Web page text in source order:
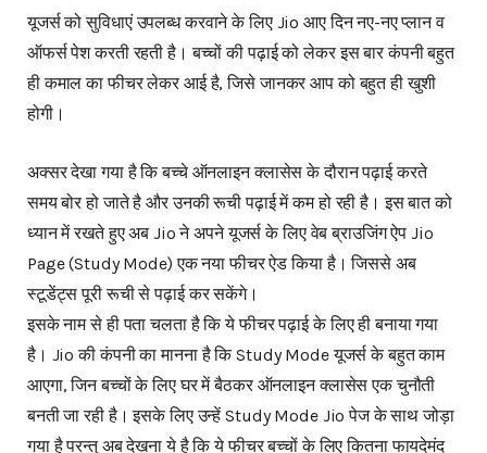
यूजर्स को सुविधाएं उपलब्ध करवाने के लिए Jio आए दिन नए-नए प्लान व
ऑफर्स पेश करती रहती है। बच्चों की पढ़ाई को लेकर इस बार कंपनी बहुत
ही कमाल का फीचर लेकर आई है, जिसे जानकर आप को बहुत ही खुशी
होगी।
अक्सर देखा गया है कि बच्चे ऑनलाइन क्लासेस के दौरान पढ़ाई करते
समय बोर हो जाते है और उनकी रूची पढ़ाई में कम हो रही है। इस बात को
ध्यान में रखते हुए अब Jio ने अपने यूजर्स के लिए वेब ब्राउजिंग ऐप Jio
Page (Study Mode) एक नया फीचर ऐड किया है। जिससे अब
स्टूडेंट्स पूरी रूची से पढ़ाई कर सकेंगे।
इसके नाम से ही पता चलता है कि ये फीचर पढ़ाई के लिए ही बनाया गया
है। Jio की कंपनी का मानना है कि Study Mode यूजर्स के बहुत काम
आएगा, जिन बच्चों के लिए घर में बैठकर ऑनलाइन क्लासेस एक चुनौती
बनती जा रही है। इसके लिए उन्हें Study Mode Jio पेज के साथ जोड़ा
गया है परन्तु अब देखना ये है कि ये फीचर बच्चों के लिए कितना फायदेमंद